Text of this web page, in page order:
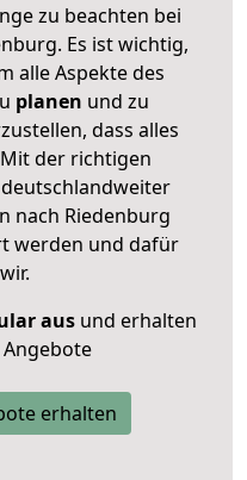
zu beachten bei
Es ist wichtig,
alle Aspekte des
planen und zu
dass alles
der richtigen
nach Riedenburg
werden und dafür
ausund erhalten
erhalten